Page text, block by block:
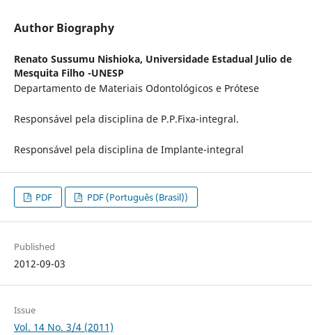
Author Biography
Renato Sussumu Nishioka, Universidade Estadual Julio de
Mesquita Filho -UNESP
Departamento de Materiais Odontológicos e Prótese
Responsável pela disciplina de P.P.Fixa-integral.
Responsável pela disciplina de Implante-integral
PDF PDF (Português (Brasil))
Published
2012-09-03
Issue
Vol. 14 No. 3/4 (2011)